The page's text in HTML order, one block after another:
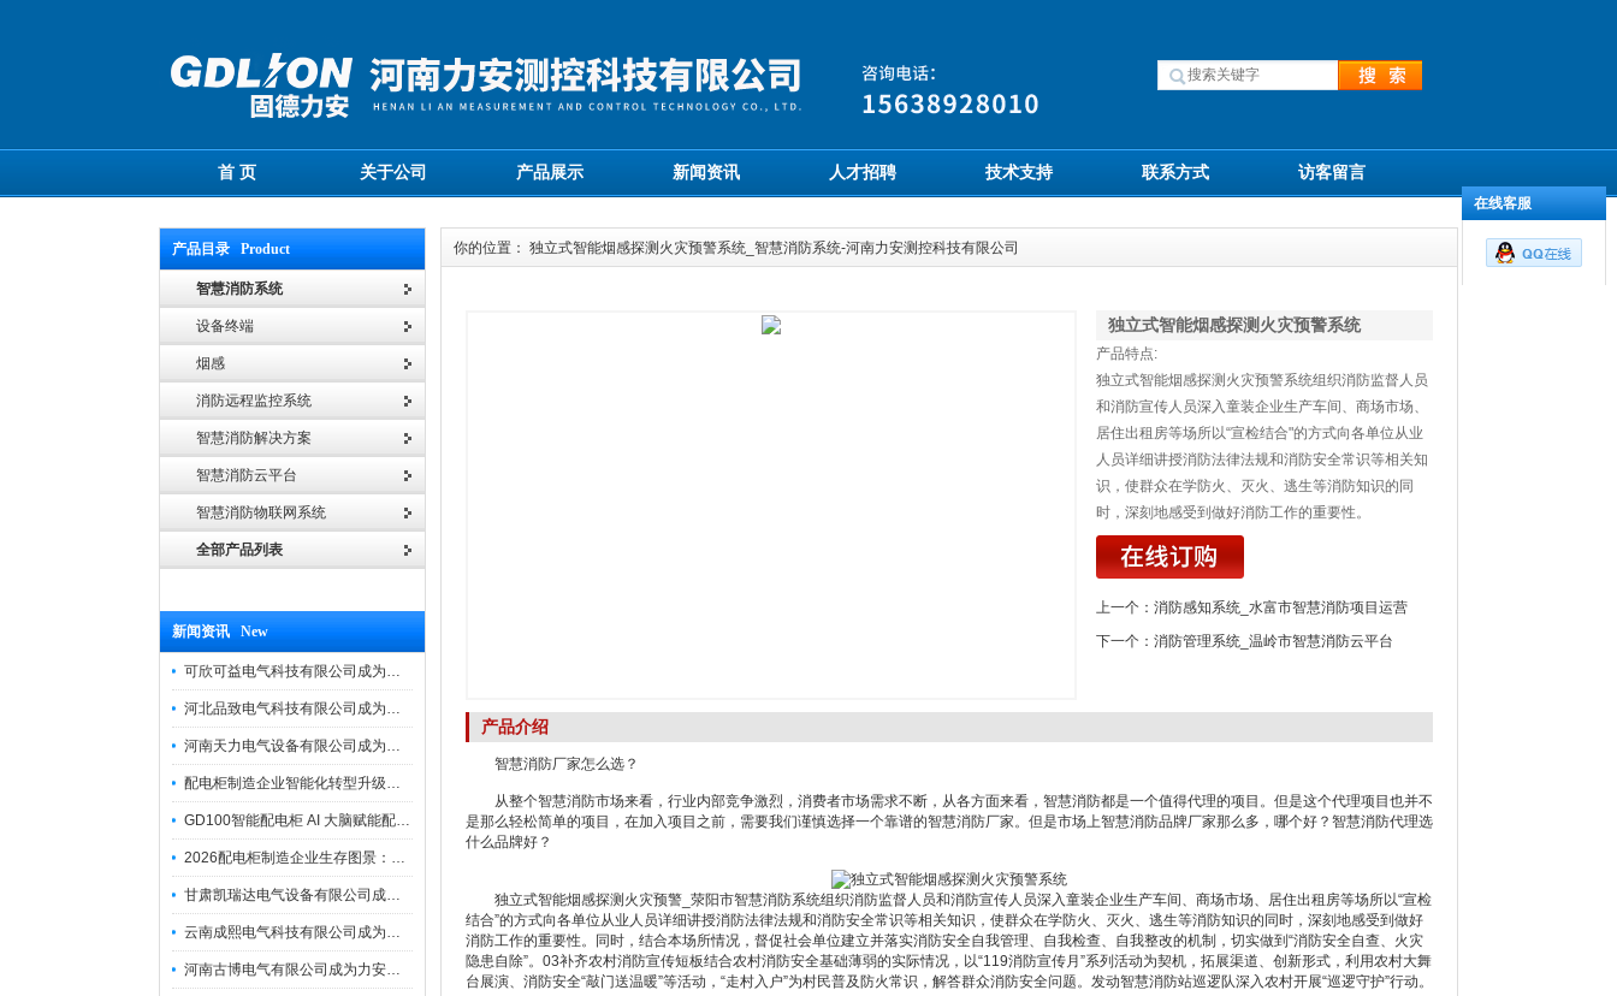
首 页 关于公司 产品展示 新闻资讯 人才招聘 技术支持 联系方式 访客留言
产品目录 Product
智慧消防系统
设备终端
烟感
消防远程监控系统
智慧消防解决方案
智慧消防云平台
智慧消防物联网系统
全部产品列表
新闻资讯 New
可欣可益电气科技有限公司成为力安电易云战略合作伙伴，共创智能配电新未来
河北品致电气科技有限公司成为力安电易云战略合作伙伴，共创智能配电新未来
河南天力电气设备有限公司成为力安电易云战略合作伙伴，共创智能配电新未来
配电柜制造企业智能化转型升级研讨会在力安成功举办
GD100智能配电柜 AI 大脑赋能配电柜制造企业高压一键顺控！
2026配电柜制造企业生存图景：市场、政策与智能化转型路径
甘肃凯瑞达电气设备有限公司成为电易云战略合作伙伴，共创智能配电新未来
云南成熙电气科技有限公司成为力安电易云战略合作伙伴，共创智能配电新未来
河南古博电气有限公司成为力安电易云战略合作伙伴，共创智能配电新未来！
你的位置： 独立式智能烟感探测火灾预警系统_智慧消防系统-河南力安测控科技有限公司
独立式智能烟感探测火灾预警系统
产品特点:
独立式智能烟感探测火灾预警系统组织消防监督人员
和消防宣传人员深入童装企业生产车间、商场市场、
居住出租房等场所以“宣检结合"的方式向各单位从业
人员详细讲授消防法律法规和消防安全常识等相关知
识，使群众在学防火、灭火、逃生等消防知识的同
时，深刻地感受到做好消防工作的重要性。
上一个： 消防感知系统_水富市智慧消防项目运营
下一个： 消防管理系统_温岭市智慧消防云平台
产品介绍
智慧消防厂家怎么选？
从整个智慧消防市场来看，行业内部竞争激烈，消费者市场需求不断，从各方面来看，智慧消防都是一个值得代理的项目。但是这个代理项目也并不
是那么轻松简单的项目，在加入项目之前，需要我们谨慎选择一个靠谱的智慧消防厂家。但是市场上智慧消防品牌厂家那么多，哪个好？智慧消防代理选
什么品牌好？
独立式智能烟感探测火灾预警_荥阳市智慧消防系统组织消防监督人员和消防宣传人员深入童装企业生产车间、商场市场、居住出租房等场所以“宣检
结合”的方式向各单位从业人员详细讲授消防法律法规和消防安全常识等相关知识，使群众在学防火、灭火、逃生等消防知识的同时，深刻地感受到做好
消防工作的重要性。同时，结合本场所情况，督促社会单位建立并落实消防安全自我管理、自我检查、自我整改的机制，切实做到“消防安全自查、火灾
隐患自除”。03补齐农村消防宣传短板结合农村消防安全基础薄弱的实际情况，以“119消防宣传月”系列活动为契机，拓展渠道、创新形式，利用农村大舞
台展演、消防安全“敲门送温暖”等活动，“走村入户”为村民普及防火常识，解答群众消防安全问题。发动智慧消防站巡逻队深入农村开展“巡逻守护”行动。
在线客服